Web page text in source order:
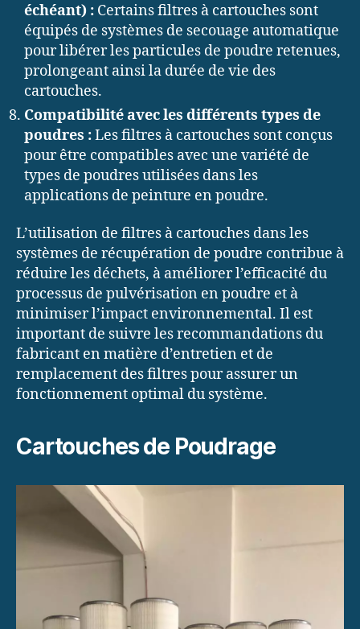
échéant) : Certains filtres à cartouches sont
équipés de systèmes de secouage automatique
pour libérer les particules de poudre retenues,
prolongeant ainsi la durée de vie des
cartouches.
Compatibilité avec les différents types de
poudres :Les filtres à cartouches sont conçus
pour être compatibles avec une variété de
types de poudres utilisées dans les
applications de peinture en poudre.
L’utilisation de filtres à cartouches dans les
systèmes de récupération de poudre contribue à
réduire les déchets, à améliorer l’efficacité du
processus de pulvérisation en poudre et à
minimiser l’impact environnemental. Il est
important de suivre les recommandations du
fabricant en matière d’entretien et de
remplacement des filtres pour assurer un
fonctionnement optimal du système.
Cartouches de Poudrage